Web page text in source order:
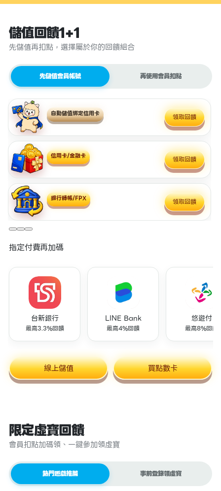
儲值回饋1+1
先儲值再扣點，選擇屬於你的回饋組合
先儲值會員帳號 再使用會員扣點
自動儲值綁定信用卡 領取回饋
信用卡/金融卡 領取回饋
銀行轉帳/FPX 領取回饋
指定付費再加碼
台新銀行
最高3.3%回饋
LINE Bank
最高4%回饋
悠遊付
最高8%回饋
線上儲值 買點數卡
限定虛寶回饋
會員扣點加碼領、一鍵參加領虛寶
熱門遊戲推薦 事前登錄領虛寶